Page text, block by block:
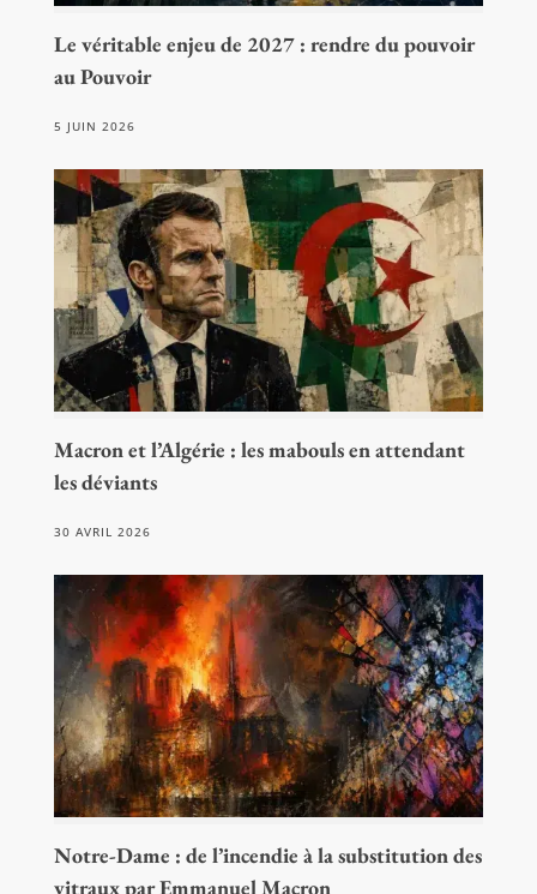
Le véritable enjeu de 2027 : rendre du pouvoir
au Pouvoir
5 JUIN 2026
Macron et l’Algérie : les mabouls en attendant
les déviants
30 AVRIL 2026
Notre-Dame : de l’incendie à la substitution des
vitraux par Emmanuel Macron